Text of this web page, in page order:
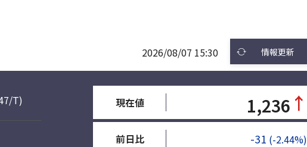
2026/08/07 15:30 情報更新
T) 現在値 1,236 ↑
前日比 -31 (-2.44%)